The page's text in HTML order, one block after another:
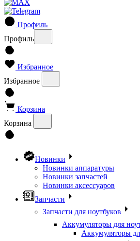
Профиль
Профиль
Избранное
Избранное
Корзина
Корзина
Новинки
Новинки аппаратуры
Новинки запчастей
Новинки аксессуаров
Запчасти
Запчасти для ноутбуков
Аккумуляторы для
Аккумуляторы